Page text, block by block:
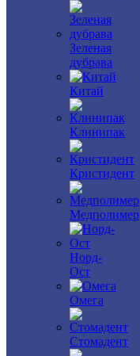
Зеленая
дубрава
Китай
Клинипак
Кристидент
Медполимер
Норд-
Ост
Омега
Стомадент